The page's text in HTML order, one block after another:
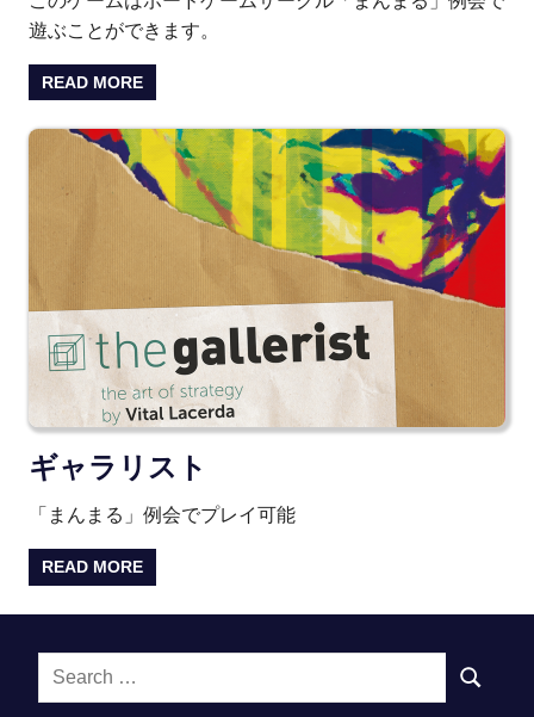
遊ぶことができます。
READ MORE
ギャラリスト
「まんまる」例会でプレイ可能
READ MORE
Search
SEARCH